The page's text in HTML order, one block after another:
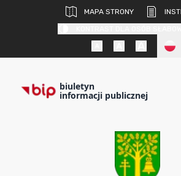
MAPA STRONY
biuletyn
informacji publicznej